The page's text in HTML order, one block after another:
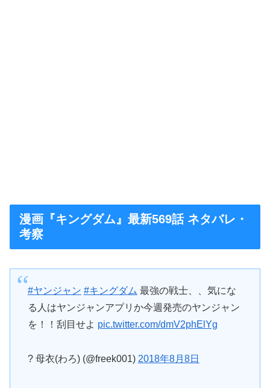
漫画『キングダム』最新569話 ネタバレ・
考察
#ヤンジャン #キングダム 最強の戦士、、気にな
る人はヤンジャンアプリか今週発売のヤンジャン
を！！刮目せよ pic.twitter.com/dmV2phElYg
? 母衣(わろ) (@freek001) 2018年8月8日